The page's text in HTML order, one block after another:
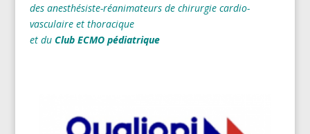
des anesthésiste-réanimateurs de chirurgie cardio-
vasculaire et thoracique
et du Club ECMO pédiatrique